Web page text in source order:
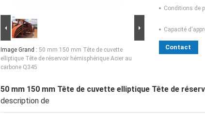
Image Grand : 50 mm 150 mm Tête de cuvette
elliptique Tête de réservoir hémisphérique Acier au
carbone Q345
Conditions de
Capacité
Contact
50 mm 150 mm Tête de cuvette elliptique Tête de
description de